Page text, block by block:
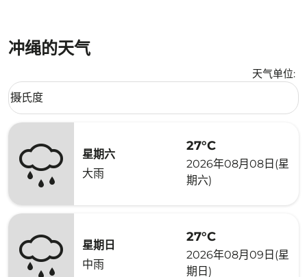
冲绳的天气
天气单位:
Weather unit option 摄氏度 Selected
摄氏度
keyboard_arrow_down
星期六
大雨
27°C
2026年08月08日(星
期六)
星期日
中雨
27°C
2026年08月09日(星
期日)